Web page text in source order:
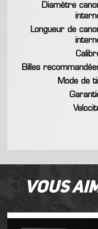
Diamètre
Longueur de
Billes
Mode de
Vous